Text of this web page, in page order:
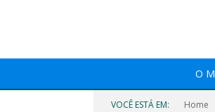
O
VOCÊ ESTÁ EM: Home